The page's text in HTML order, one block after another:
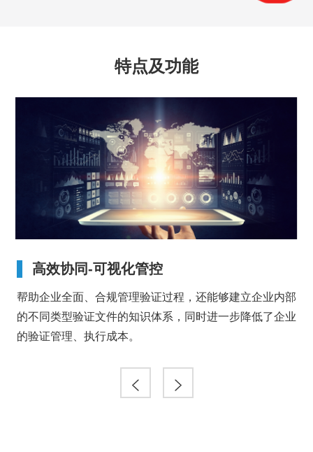
高效协同-可视化管控
帮助企业全面、合规管理验证过程，还能够建立企业内部
的不同类型验证文件的知识体系，同时进一步降低了企业
的验证管理、执行成本。